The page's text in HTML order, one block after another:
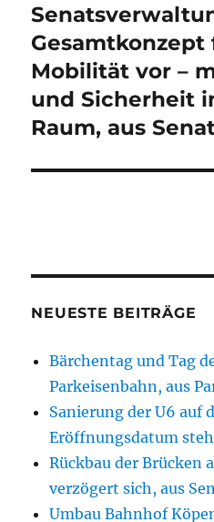
Beitrag:
Mobilität vor –
und Sicherheit
Raum, aus
NEUESTE BEITRÄGE
Bärchentag und Tag
Parkeisenbahn, aus
Sanierung der U6 auf
Eröffnungsdatum
Rückbau der Brücken
verzögert sich, aus
Umbau Bahnhof